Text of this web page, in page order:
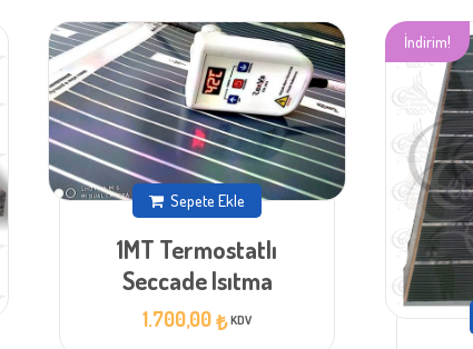
Sepete Ekle
1MT Termostatlı
Seccade Isıtma
1.700,00₺ KDV
İndirim!